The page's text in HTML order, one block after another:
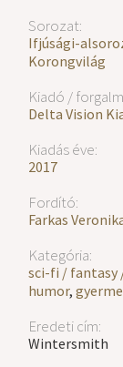
Sorozat:
Ifjúsági-
Korongvilág
Kiadó /
Delta Vision
Kiadás éve:
2017
Fordító:
Farkas
Kategória:
sci-fi / fantasy
humor,
Eredeti cím:
Wintersmith